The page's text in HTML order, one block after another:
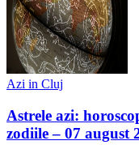
Azi in Cluj
Astrele azi:
zodiile – 07 august